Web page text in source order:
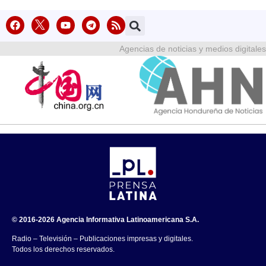
Agencias de noticias y medios digitales
© 2016-2026 Agencia Informativa Latinoamericana S.A.
Radio – Televisión – Publicaciones impresas y digitales.
Todos los derechos reservados.